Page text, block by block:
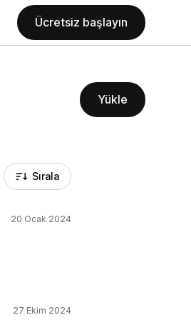
Ücretsiz başlayın
Yükle
Sırala
20 Ocak 2024
27 Ekim 2024